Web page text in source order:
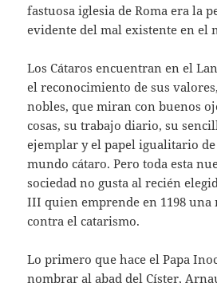
fastuosa iglesia de Roma era la
evidente del mal existente en el
Los Cátaros encuentran en el
el reconocimiento de sus
nobles, que miran con buenos
cosas, su trabajo diario, su
ejemplar y el papel igualitario
mundo cátaro. Pero toda esta
sociedad no gusta al recién
III quien emprende en 1198 una
contra el catarismo.
Lo primero que hace el Papa
nombrar al abad del Císter,